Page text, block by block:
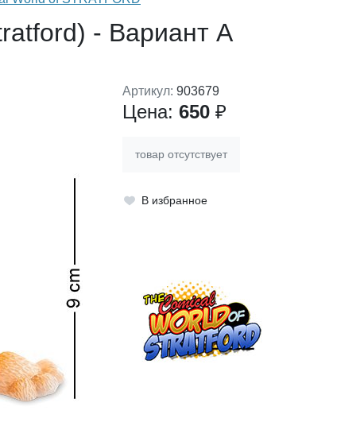
- Вариант A
Артикул: 903679
Цена: 650 ₽
товар отсутствует
В избранное